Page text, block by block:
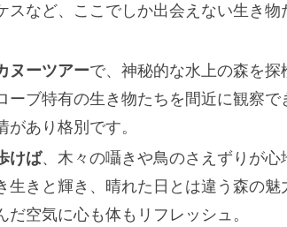
スなど、ここでしか出会えない生き
ヌーツアーで、神秘的な水上の森を
ーブ特有の生き物たちを間近に観察
があり格別です。
けば、木々の囁きや鳥のさえずりが
生きと輝き、晴れた日とは違う森の
だ空気に心も体もリフレッシュ。